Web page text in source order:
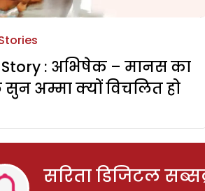
Story : अभिषेक – मानस का
अम्मा क्यों विचलित हो
सरिता डिजिटल